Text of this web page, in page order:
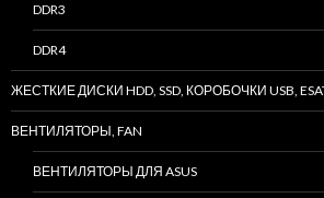
DDR3
DDR4
ЖЕСТКИЕ ДИСКИ HDD, SSD, КОРОБОЧКИ USB,
ВЕНТИЛЯТОРЫ, FAN
ВЕНТИЛЯТОРЫ ДЛЯ ASUS